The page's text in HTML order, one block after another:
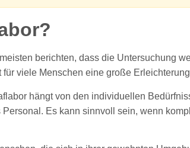
berichten, dass die Untersuchung
viele Menschen eine große
hängt von den individuellen
Es kann sinnvoll sein, wenn